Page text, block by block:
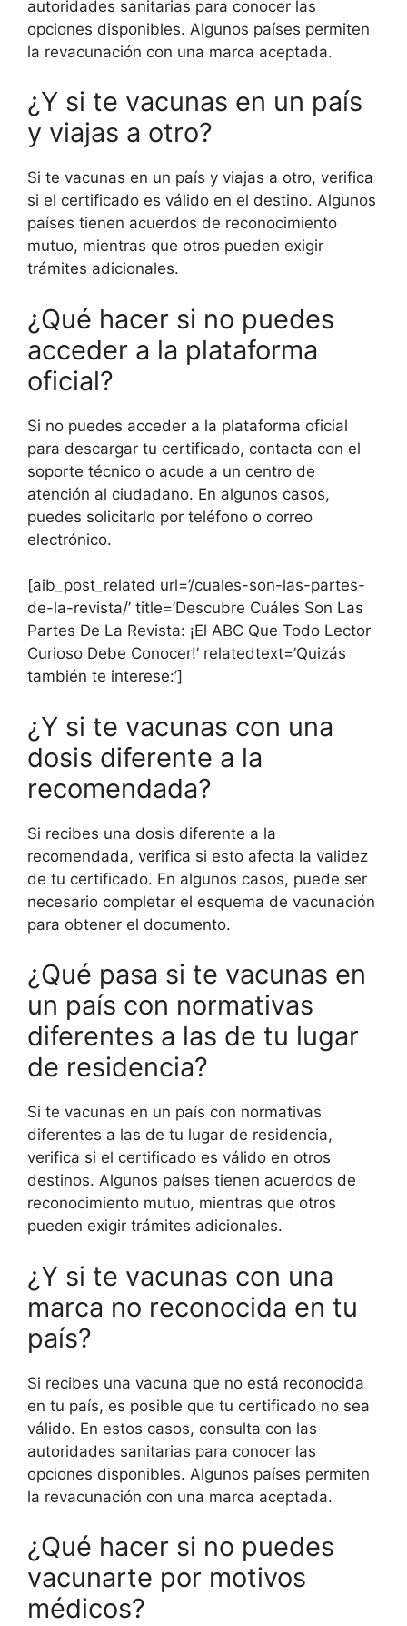
autoridades sanitarias para conocer las
opciones disponibles. Algunos países permiten
la revacunación con una marca aceptada.
¿Y si te vacunas en un país
y viajas a otro?
Si te vacunas en un país y viajas a otro, verifica
si el certificado es válido en el destino. Algunos
países tienen acuerdos de reconocimiento
mutuo, mientras que otros pueden exigir
trámites adicionales.
¿Qué hacer si no puedes
acceder a la plataforma
oficial?
Si no puedes acceder a la plataforma oficial
para descargar tu certificado, contacta con el
soporte técnico o acude a un centro de
atención al ciudadano. En algunos casos,
puedes solicitarlo por teléfono o correo
electrónico.
[aib_post_related url=’/cuales-son-las-partes-
de-la-revista/’ title=’Descubre Cuáles Son Las
Partes De La Revista: ¡El ABC Que Todo Lector
Curioso Debe Conocer!’ relatedtext=’Quizás
también te interese:’]
¿Y si te vacunas con una
dosis diferente a la
recomendada?
Si recibes una dosis diferente a la
recomendada, verifica si esto afecta la validez
de tu certificado. En algunos casos, puede ser
necesario completar el esquema de vacunación
para obtener el documento.
¿Qué pasa si te vacunas en
un país con normativas
diferentes a las de tu lugar
de residencia?
Si te vacunas en un país con normativas
diferentes a las de tu lugar de residencia,
verifica si el certificado es válido en otros
destinos. Algunos países tienen acuerdos de
reconocimiento mutuo, mientras que otros
pueden exigir trámites adicionales.
¿Y si te vacunas con una
marca no reconocida en tu
país?
Si recibes una vacuna que no está reconocida
en tu país, es posible que tu certificado no sea
válido. En estos casos, consulta con las
autoridades sanitarias para conocer las
opciones disponibles. Algunos países permiten
la revacunación con una marca aceptada.
¿Qué hacer si no puedes
vacunarte por motivos
médicos?